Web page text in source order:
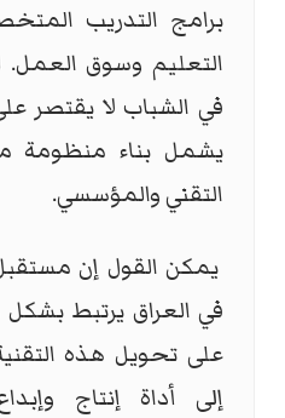
برامج التدريب
التعليم وسوق العمل.
في الشباب لا يقتصر
يشمل بناء منظومة
التقني والمؤسسي.
يمكن القول إن
في العراق يرتبط
على تحويل هذه
إلى أداة إنتاج